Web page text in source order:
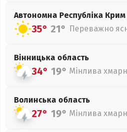
Автономна Республіка Крим
35° 21° Переважно
Вінницька область
34° 19° Мінлива
Волинська область
27° 19° Мінлива